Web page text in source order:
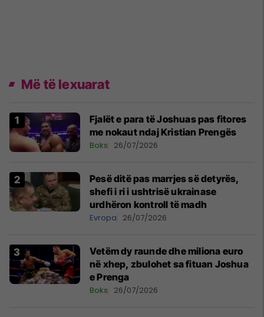
Më të lexuarat
Fjalët e para të Joshuas pas fitores
me nokaut ndaj Kristian Prengës
Boks 26/07/2026
Pesë ditë pas marrjes së detyrës,
shefi i ri i ushtrisë ukrainase
urdhëron kontroll të madh
Evropa 26/07/2026
Vetëm dy raunde dhe miliona euro
në xhep, zbulohet sa fituan Joshua
e Prenga
Boks 26/07/2026